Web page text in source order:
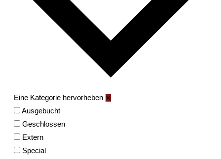
Eine Kategorie hervorheben ✕
Ausgebucht
Geschlossen
Extern
Special